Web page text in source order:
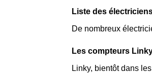
Liste des
De nombreux
Les compteurs
Linky, bientôt dans